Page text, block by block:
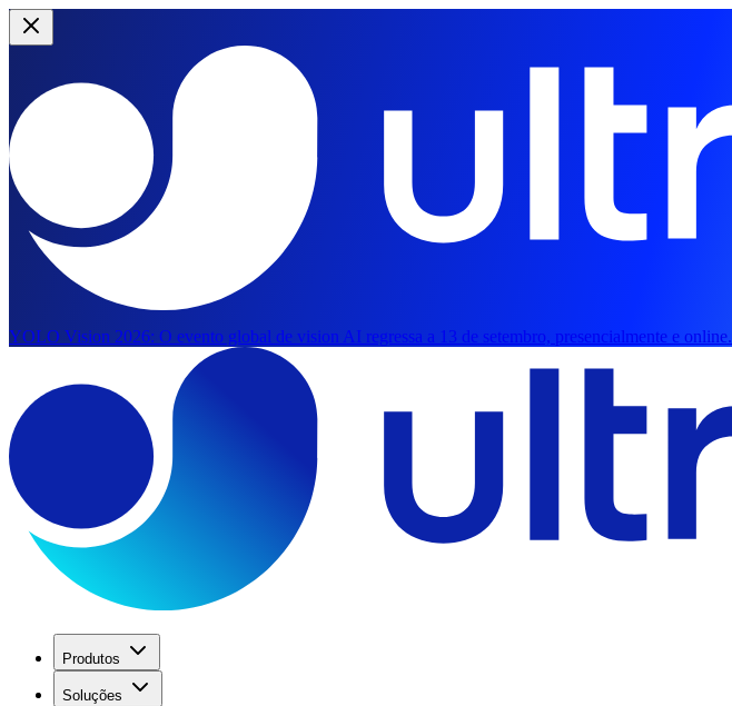
YOLO Vision 2026: O evento global de vision AI regressa a 13 de setembro, presencialmente e online.
Produtos
Soluções